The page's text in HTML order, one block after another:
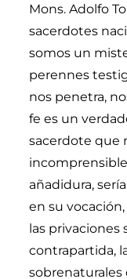
Mons. Adolfo
sacerdotes
somos un
perennes
nos penetra,
fe es un
sacerdote que
añadidura,
en su
las privaciones
contrapartida,
sobrenaturales